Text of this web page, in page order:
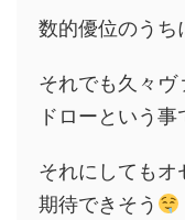
数的優位のうち
それでも久々ヴ
ドローという
それにしてもオ
期待できそう